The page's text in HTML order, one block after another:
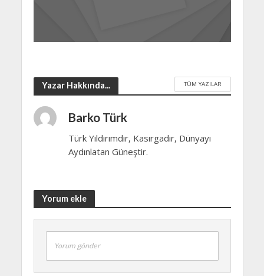
Yazar Hakkında... TÜM YAZILAR
Barko Türk
Türk Yıldırımdır, Kasırgadır, Dünyayı
Aydınlatan Güneştir.
Yorum ekle
Yorum gönder